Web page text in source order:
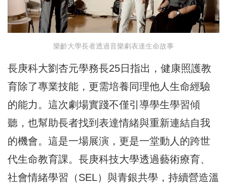
樂齡大學長者透過音樂劇表達生命故事
長庚科大劉杏元學務長25日指出，健康照護教
育除了專業技能，更需培養同理他人生命經驗
的能力。這次劇場實踐不僅引導學生學習傾
聽，也幫助長者找到表達情緒與重新連結自我
的機會。這是一場展演，更是一堂動人的跨世
代生命教育課。長庚科技大學透過藝術療育、
社會情緒學習（SEL）與青銀共學，持續營造溫